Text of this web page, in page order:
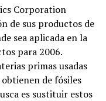
Corporation
de sus productos de
sea aplicada en la
para 2006.
primas usadas
de fósiles
es sustituir estos